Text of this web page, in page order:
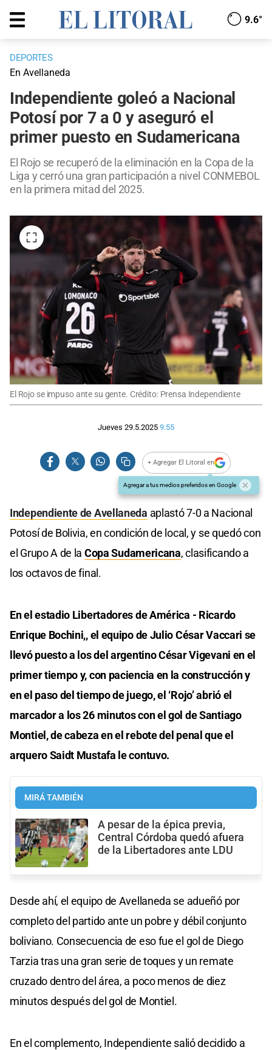
9.6°
DEPORTES
En Avellaneda
Independiente goleó a Nacional
Potosí por 7 a 0 y aseguró el
primer puesto en Sudamericana
El Rojo se recuperó de la eliminación en la Copa de la
Liga y cerró una gran participación a nivel CONMEBOL
en la primera mitad del 2025.
El Rojo se impuso ante su gente. Crédito: Prensa Independiente
Jueves 29.5.2025 9:55
+ Agregar El Litoral en
Agregar a tus medios preferidos en Google
Independiente de Avellaneda aplastó 7-0 a Nacional
Potosí de Bolivia, en condición de local, y se quedó con
el Grupo A de la Copa Sudamericana, clasificando a
los octavos de final.
En el estadio Libertadores de América - Ricardo
Enrique Bochini,, el equipo de Julio César Vaccari se
llevó puesto a los del argentino César Vigevani en el
primer tiempo y, con paciencia en la construcción y
en el paso del tiempo de juego, el ‘Rojo’ abrió el
marcador a los 26 minutos con el gol de Santiago
Montiel, de cabeza en el rebote del penal que el
arquero Saidt Mustafa le contuvo.
MIRÁ TAMBIÉN
A pesar de la épica previa,
Central Córdoba quedó afuera
de la Libertadores ante LDU
Desde ahí, el equipo de Avellaneda se adueñó por
completo del partido ante un pobre y débil conjunto
boliviano. Consecuencia de eso fue el gol de Diego
Tarzia tras una gran serie de toques y un remate
cruzado dentro del área, a poco menos de diez
minutos después del gol de Montiel.
En el complemento, Independiente salió decidido a